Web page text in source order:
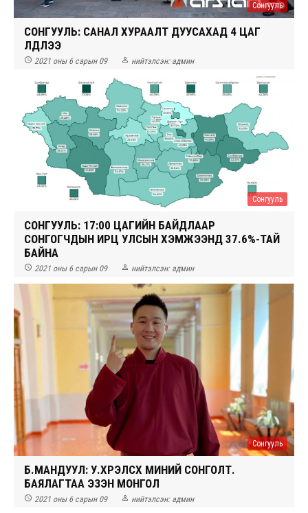
Сонгууль
СОНГУУЛЬ: САНАЛ ХУРААЛТ ДУУСАХАД 4 ЦАГ
ҮЛДЛЭЭ
 2021 оны 6 сарын 09  нийтэлсэн: админ
Сонгууль
СОНГУУЛЬ: 17:00 ЦАГИЙН БАЙДЛААР
СОНГОГЧДЫН ИРЦ УЛСЫН ХЭМЖЭЭНД 37.6%-ТАЙ
БАЙНА
 2021 оны 6 сарын 09  нийтэлсэн: админ
Сонгууль
Б.МАНДУУЛ: У.ХҮРЭЛСҮХ МИНИЙ СОНГОЛТ.
БАЯЛАГТАА ЭЗЭН МОНГОЛ
 2021 оны 6 сарын 09  нийтэлсэн: админ